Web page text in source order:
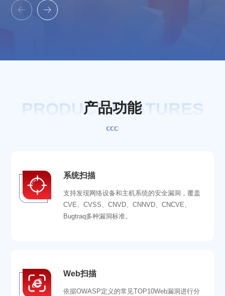
 
PRODUCT FEATURES
产品功能
系统扫描
支持发现网络设备和主机系统的安全漏洞，覆盖
CVE、CVSS、CNVD、CNNVD、CNCVE、
Bugtraq多种漏洞标准。
Web扫描
依据OWASP定义的常见TOP10Web漏洞进行分